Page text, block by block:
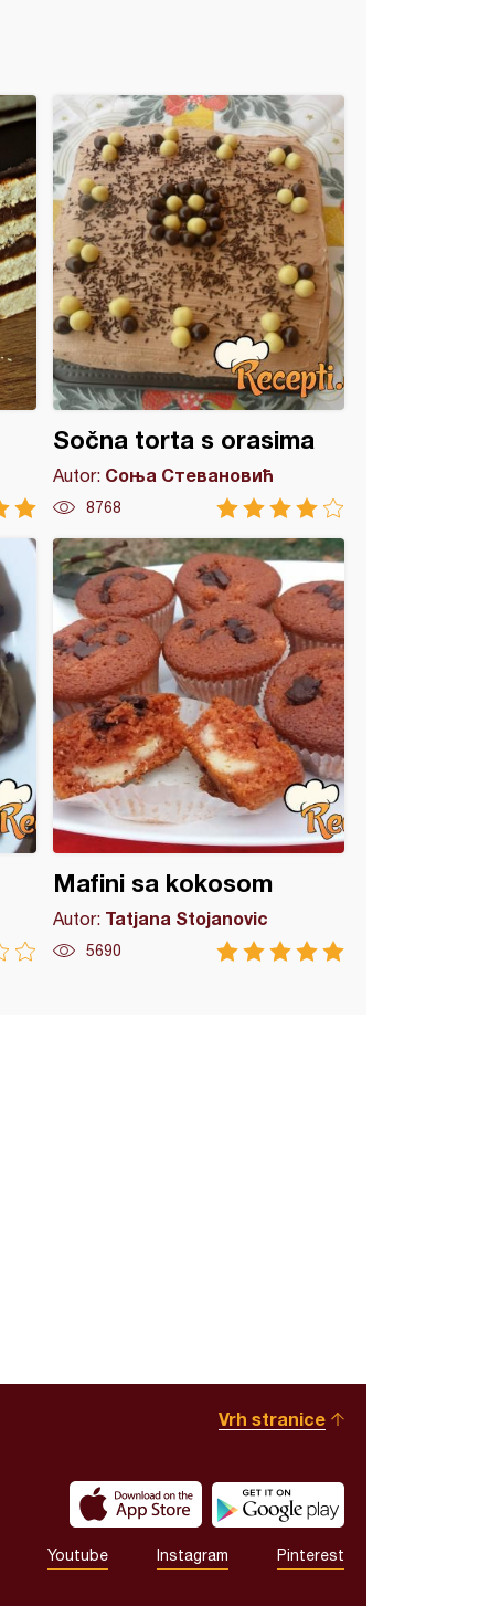
Sočna torta s orasima
Autor: Соња Стевановић
8768
Mafini sa kokosom
Autor: Tatjana Stojanovic
5690
Vrh stranice
Youtube Instagram Pinterest